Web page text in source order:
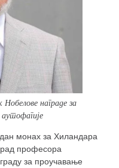
награде за
монах за Хиландара
рад професора
за проучавање